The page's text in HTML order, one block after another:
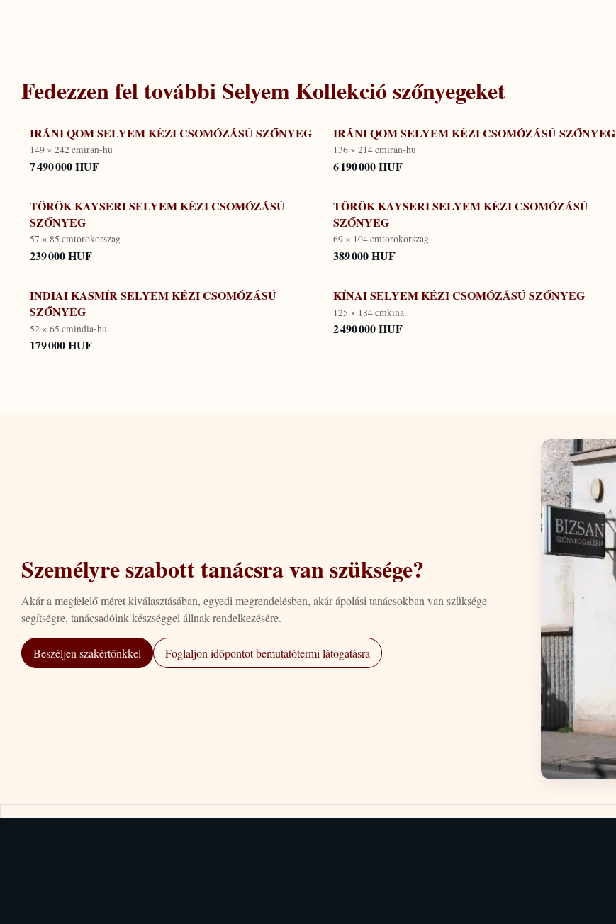
Fedezzen fel további Selyem Kollekciószőnyegeket
IRÁNI QOM SELYEM KÉZI CSOMÓZÁSÚ SZŐNYEG
149 × 242 cmiran-hu
7 490 000 HUF
IRÁNI QOM SELYEM KÉZI CSOMÓZÁSÚ SZŐNYEG
136 × 214 cmiran-hu
6 190 000 HUF
TÖRÖK KAYSERI SELYEM KÉZI CSOMÓZÁSÚ
SZŐNYEG
57 × 85 cmtorokorszag
239 000 HUF
TÖRÖK KAYSERI SELYEM KÉZI CSOMÓZÁSÚ
SZŐNYEG
69 × 104 cmtorokorszag
389 000 HUF
INDIAI KASMÍR SELYEM KÉZI CSOMÓZÁSÚ
SZŐNYEG
52 × 65 cmindia-hu
179 000 HUF
KÍNAI SELYEM KÉZI CSOMÓZÁSÚ SZŐNYEG
125 × 184 cmkina
2 490 000 HUF
Személyre szabott tanácsra van szüksége?
Akár a megfelelő méret kiválasztásában, egyedi megrendelésben, akár ápolási tanácsokban van szüksége
segítségre, tanácsadóink készséggel állnak rendelkezésére.
Beszéljen szakértőnkkel Foglaljon időpontot bemutatótermi látogatásra